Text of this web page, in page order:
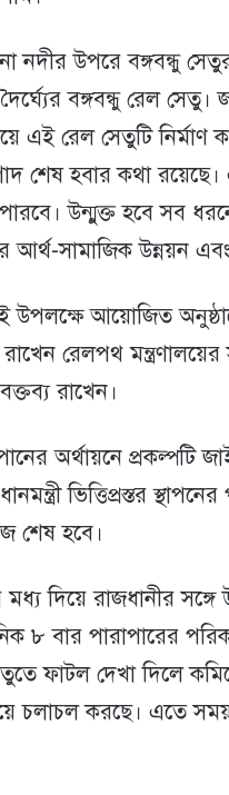
নদীর উপরে বঙ্গবন্ধু
বঙ্গবন্ধু রেল
এই রেল সেতুটি নির্মাণ
শেষ হবার কথা
উন্মুক্ত হবে সব
আর্থ-সামাজিক উন্নয়ন
উপলক্ষে আয়োজিত
রেলপথ মন্ত্রণালয়ের
রাখেন।
অর্থায়নে প্রকল্পটি
ভিত্তিপ্রস্তর
শেষ হবে।
দিয়ে রাজধানীর সঙ্গে
৮ বার পারাপারের
ফাটল দেখা দিলে
চলাচল করছে। এতে